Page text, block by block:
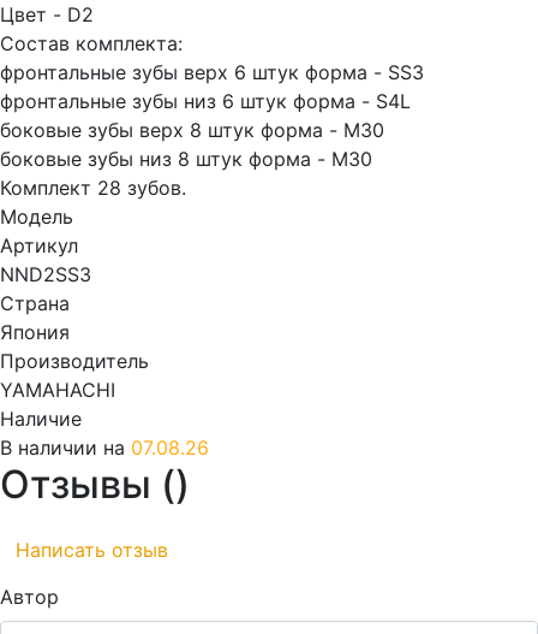
Цвет - D2
Состав комплекта:
фронтальные зубы верх 6 штук форма - SS3
фронтальные зубы низ 6 штук форма - S4L
боковые зубы верх 8 штук форма - M30
боковые зубы низ 8 штук форма - M30
Комплект 28 зубов.
Модель
Артикул
NND2SS3
Страна
Япония
Производитель
YAMAHACHI
Наличие
В наличии на 07.08.26
Отзывы ()
Написать отзыв
Автор